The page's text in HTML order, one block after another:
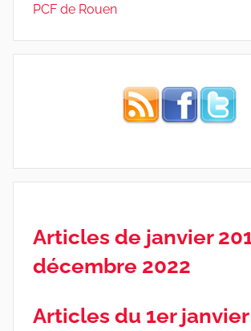
PCF de Rouen
Articles de janvier
décembre 2022
Articles du 1er janvier